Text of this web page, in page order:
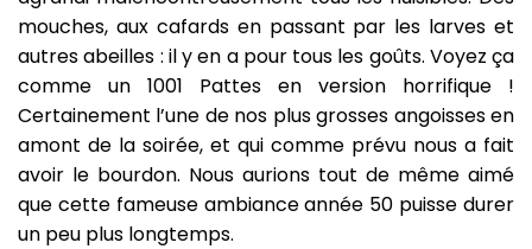
mouches, aux cafards en passant par les larves et
autres abeilles : il y en a pour tous les goûts. Voyez ça
comme un 1001 Pattes en version horrifique !
Certainement l’une de nos plus grosses angoisses en
amont de la soirée, et qui comme prévu nous a fait
avoir le bourdon. Nous aurions tout de même aimé
que cette fameuse ambiance année 50 puisse durer
un peu plus longtemps.